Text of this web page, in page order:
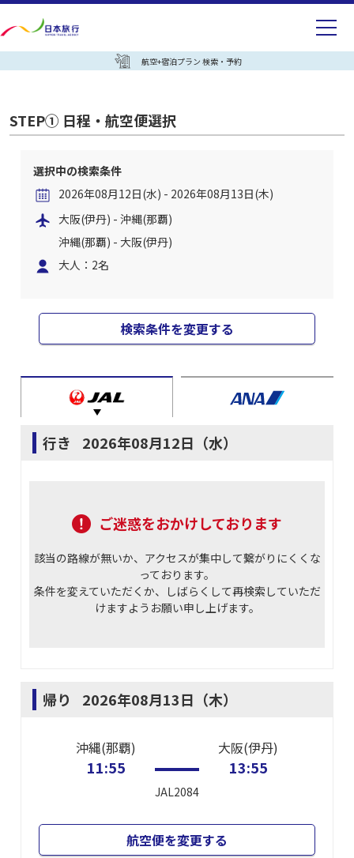
航空+宿泊プラン 検索・予約
STEP① 日程・航空便選択
選択中の検索条件
2026年08月12日(水) - 2026年08月13日(木)
大阪(伊丹) - 沖縄(那覇)
沖縄(那覇) - 大阪(伊丹)
大人：2名
検索条件を変更する
行き 2026年08月12日（水）
ご迷惑をおかけしております
該当の路線が無いか、アクセスが集中して繋がりにくくな
っております。
条件を変えていただくか、しばらくして再検索していただ
けますようお願い申し上げます。
帰り 2026年08月13日（木）
沖縄(那覇)
11:55
JAL2084
大阪(伊丹)
13:55
航空便を変更する